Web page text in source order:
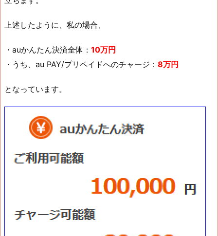
上述したように、私の場合、
・auかんたん決済全体： 10万円
・うち、au PAY/プリペイドへのチャージ： 8万円
となっています。